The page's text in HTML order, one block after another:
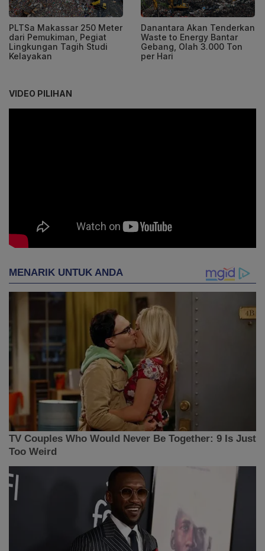
PLTSa Makassar 250 Meter
dari Pemukiman, Pegiat
Lingkungan Tagih Studi
Kelayakan
Danantara Akan Tenderkan
Waste to Energy Bantar
Gebang, Olah 3.000 Ton
per Hari
VIDEO PILIHAN